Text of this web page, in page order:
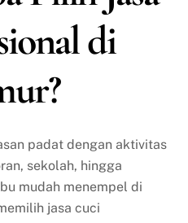
di
padat dengan aktivitas
sekolah, hingga
mudah menempel di
jasa cuci